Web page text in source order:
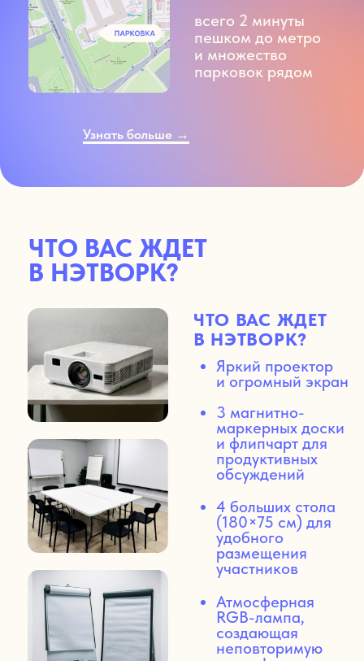
4 больших стола
(180×75 см) для
удобного
размещения
участников
Колонка и 2
Атмосферная
RGB-лампа,
ДОПОЛНИТЕЛЬНЫЕ
ДОПОЛНИТЕЛЬНЫЕ УДОБСТВА
Бесплатный Wi-Fi для работы и связи
Кондиционер — комфортная
температура круглый год
Приточная система свежего
воздуха — мощная и бесшумная